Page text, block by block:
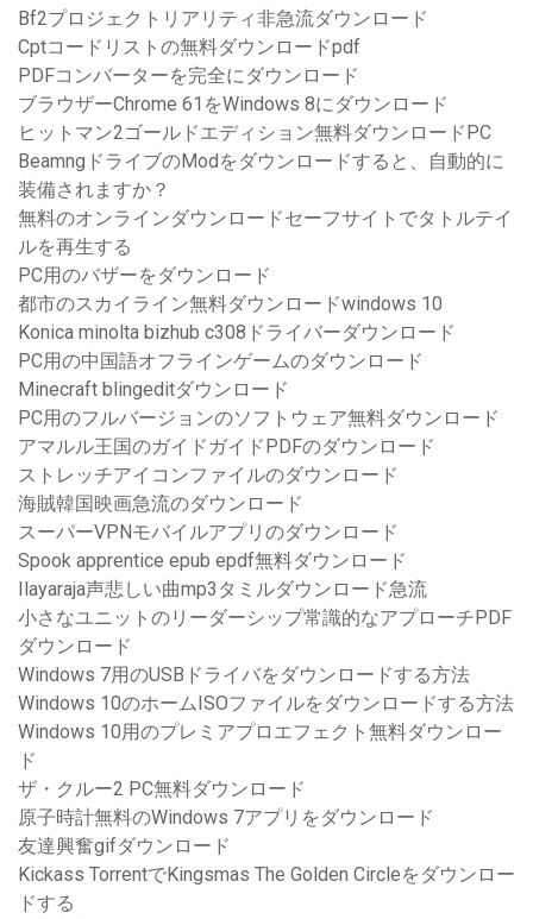
Bf2プロジェクトリアリティ非急流ダウンロード
Cptコードリストの無料ダウンロードpdf
PDFコンバーターを完全にダウンロード
ブラウザーChrome 61をWindows 8にダウンロード
ヒットマン2ゴールドエディション無料ダウンロードPC
BeamngドライブのModをダウンロードすると、自動的に
装備されますか？
無料のオンラインダウンロードセーフサイトでタトルテイ
ルを再生する
PC用のバザーをダウンロード
都市のスカイライン無料ダウンロードwindows 10
Konica minolta bizhub c308ドライバーダウンロード
PC用の中国語オフラインゲームのダウンロード
Minecraft blingeditダウンロード
PC用のフルバージョンのソフトウェア無料ダウンロード
アマルル王国のガイドガイドPDFのダウンロード
ストレッチアイコンファイルのダウンロード
海賊韓国映画急流のダウンロード
スーパーVPNモバイルアプリのダウンロード
Spook apprentice epub epdf無料ダウンロード
Ilayaraja声悲しい曲mp3タミルダウンロード急流
小さなユニットのリーダーシップ常識的なアプローチPDF
ダウンロード
Windows 7用のUSBドライバをダウンロードする方法
Windows 10のホームISOファイルをダウンロードする方法
Windows 10用のプレミアプロエフェクト無料ダウンロー
ド
ザ・クルー2 PC無料ダウンロード
原子時計無料のWindows 7アプリをダウンロード
友達興奮gifダウンロード
Kickass TorrentでKingsmas The Golden Circleをダウンロー
ドする